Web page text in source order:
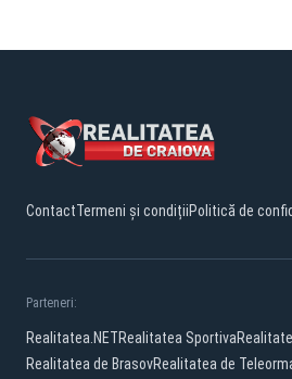
ContactTermeni și condițiiPolitică de
Parteneri:
Realitatea.NETRealitatea Sportiva
Realitatea de BrasovRealitatea de